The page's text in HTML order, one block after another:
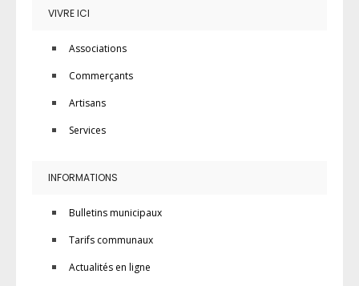
VIVRE ICI
Associations
Commerçants
Artisans
Services
INFORMATIONS
Bulletins municipaux
Tarifs communaux
Actualités en ligne